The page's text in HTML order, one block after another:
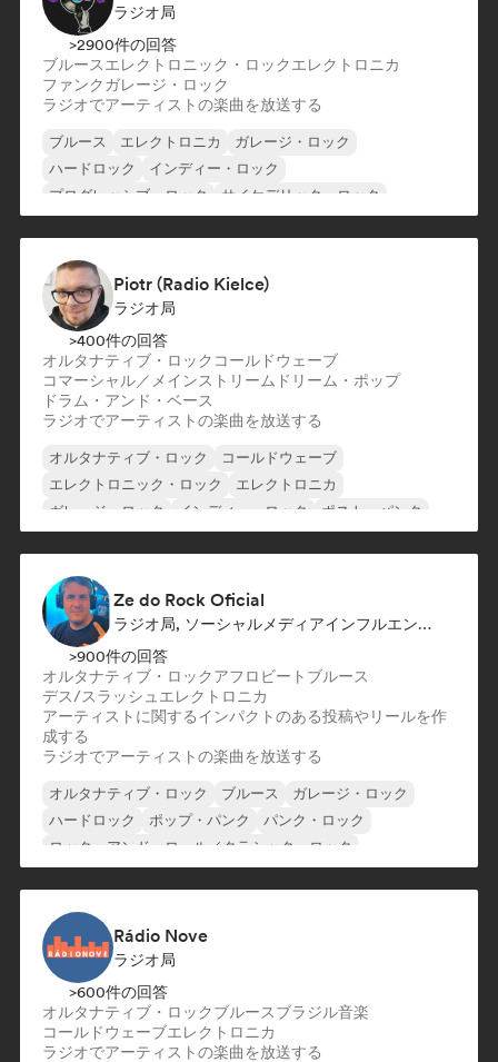
ラジオ局
>2900件の回答
ブルースエレクトロニック・ロックエレクトロニカ
ファンクガレージ・ロック
ラジオでアーティストの楽曲を放送する
ブルース エレクトロニカ
ガレージ・ロック
ハードロック
インディー・ロック
プログレッシブ・ロック
サイケデリック・ロック
Piotr (Radio Kielce)
ラジオ局
>400件の回答
オルタナティブ・ロック コールドウェーブ
コマーシャル／メインストリーム ドリーム・ポップ
ドラム・アンド・ベース
ラジオでアーティストの楽曲を放送する
オルタナティブ・ロック
コールドウェーブ
エレクトロニック・ロック
エレクトロニカ
ガレージ・ロック
インディー・ロック
ポスト・パンク
Ze do Rock Oficial
ラジオ局, ソーシャルメディアインフルエンサー
>900件の回答
オルタナティブ・ロックアフロビート ブルース
デス/スラッシュ エレクトロニカ
アーティストに関するインパクトのある投稿やリールを作
成する
ラジオでアーティストの楽曲を放送する
オルタナティブ・ロック ブルース
ガレージ・ロック
ハードロック
ポップ・パンク
パンク・ロック
ロック・アンド・ロール／クラシック・ロック
Rádio Nove
ラジオ局
>600件の回答
オルタナティブ・ロックブルースブラジル音楽
コールドウェーブエレクトロニカ
ラジオでアーティストの楽曲を放送する